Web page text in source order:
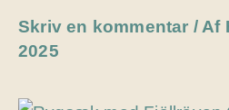
Skriv en kommentar / Af
2025